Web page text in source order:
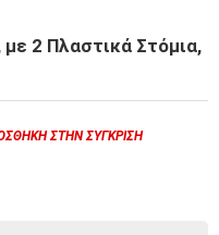
με 2 Πλαστικά Στόμια,
ΣΤΗΝ ΣΎΓΚΡΙΣΗ